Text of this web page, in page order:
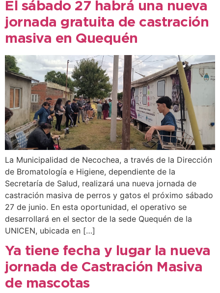
El sábado 27 habrá una nueva
jornada gratuita de castración
masiva en Quequén
La Municipalidad de Necochea, a través de la Dirección
de Bromatología e Higiene, dependiente de la
Secretaría de Salud, realizará una nueva jornada de
castración masiva de perros y gatos el próximo sábado
27 de junio. En esta oportunidad, el operativo se
desarrollará en el sector de la sede Quequén de la
UNICEN, ubicada en […]
Ya tiene fecha y lugar la nueva
jornada de Castración Masiva
de mascotas